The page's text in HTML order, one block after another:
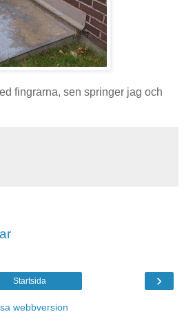
fingrarna, sen springer jag och
›
Startsida
webbversion